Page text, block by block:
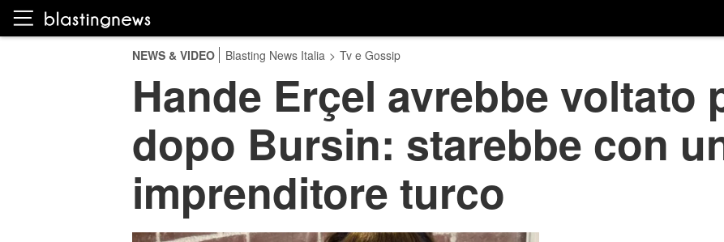
NEWS & VIDEO Blasting News Italia > Tv e Gossip
Hande Erçel avrebbe voltato
dopo Bursin: starebbe con
imprenditore turco